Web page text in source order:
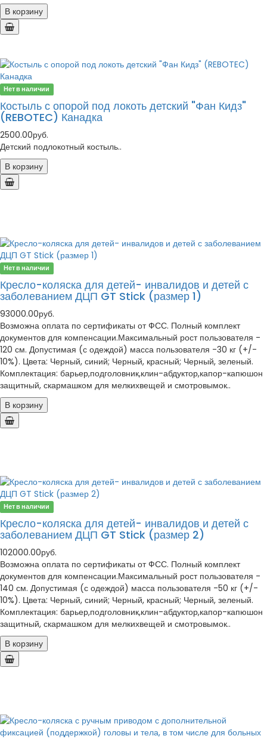
В корзину
Нет в наличии
Костыль с опорой под локоть детский "Фан Кидз"
(REBOTEC) Канадка
2500.00руб.
Детский подлокотный костыль..
В корзину
Нет в наличии
Кресло-коляска для детей- инвалидов и детей с
заболеванием ДЦП GT Stick (размер 1)
93000.00руб.
Возможна оплата по сертификаты от ФСС. Полный комплект
документов для компенсации.Максимальный рост пользователя -
120 см. Допустимая (с одеждой) масса пользователя -30 кг (+/-
10%). Цвета: Черный, синий; Черный, красный; Черный, зеленый.
Комплектация: барьер,подголовник,клин-абдуктор,капор-капюшон
защитный, скармашком для мелкихвещей и смотровымок..
В корзину
Нет в наличии
Кресло-коляска для детей- инвалидов и детей с
заболеванием ДЦП GT Stick (размер 2)
102000.00руб.
Возможна оплата по сертификаты от ФСС. Полный комплект
документов для компенсации.Максимальный рост пользователя -
140 см. Допустимая (с одеждой) масса пользователя -50 кг (+/-
10%). Цвета: Черный, синий; Черный, красный; Черный, зеленый.
Комплектация: барьер,подголовник,клин-абдуктор,капор-капюшон
защитный, скармашком для мелкихвещей и смотровымок..
В корзину